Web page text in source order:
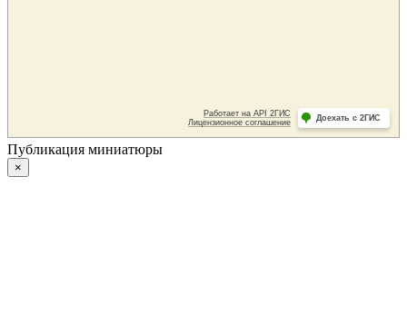
Публикация миниатюры
×